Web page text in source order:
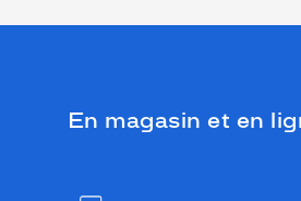
En magasin et en